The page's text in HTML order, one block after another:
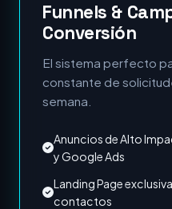
Funnels &
Conversión
El sistema perfecto
constante de
semana.
Anuncios de Alto
y Google Ads
Landing Page
contactos